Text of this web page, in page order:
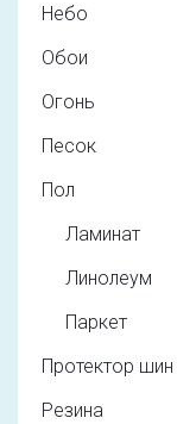
Небо
Обои
Огонь
Песок
Пол
Ламинат
Линолеум
Паркет
Протектор шин
Резина